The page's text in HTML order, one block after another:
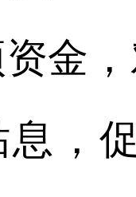
金
息，